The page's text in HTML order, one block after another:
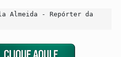
Almeida - Repórter da